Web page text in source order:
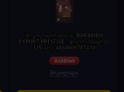
შოკოლადის ფილა "BARAMBO
EXPORT PRESTIGE" ჟოლო-პანაკოტა
125 გრ / 4860009787410
შოკოლადი